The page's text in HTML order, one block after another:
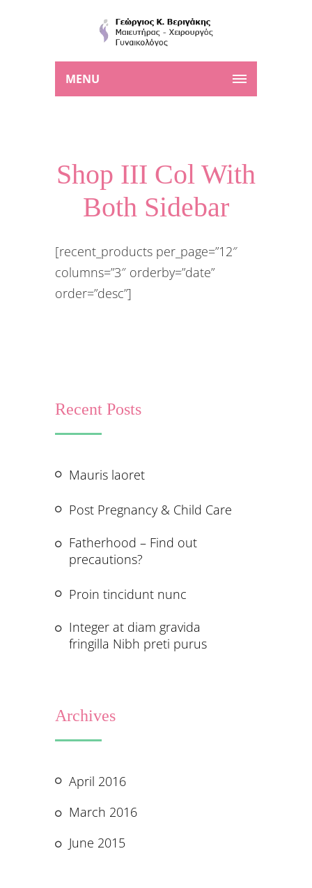
MENU
Shop III Col With
Both Sidebar
[recent_products per_page=”12″
columns=”3″ orderby=”date”
order=”desc”]
Recent Posts
Mauris laoret
Post Pregnancy & Child Care
Fatherhood – Find out
precautions?
Proin tincidunt nunc
Integer at diam gravida
fringilla Nibh preti purus
Archives
April 2016
March 2016
June 2015